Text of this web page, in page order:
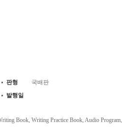
판형
국배판
발행일
Book, Writing Practice Book, Audio Program,